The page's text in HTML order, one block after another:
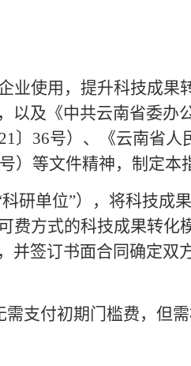
使用，提升科技成果
以及《中共云南省委办
〕36号）、《云南省人
）等文件精神，制定本
研单位”），将科技成果
费方式的科技成果转化
并签订书面合同确定双
支付初期门槛费，但